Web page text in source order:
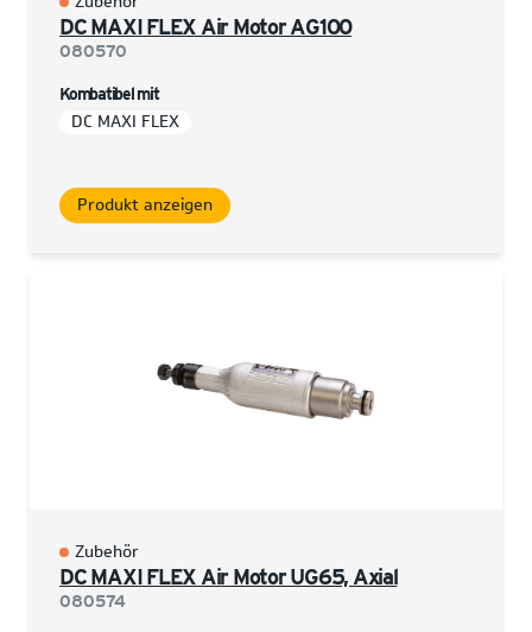
DC MAXI FLEX Air Motor AG100
080570
Kombatibel mit
DC MAXI FLEX
Produkt anzeigen
Zubehör
DC MAXI FLEX Air Motor UG65, Axial
080574